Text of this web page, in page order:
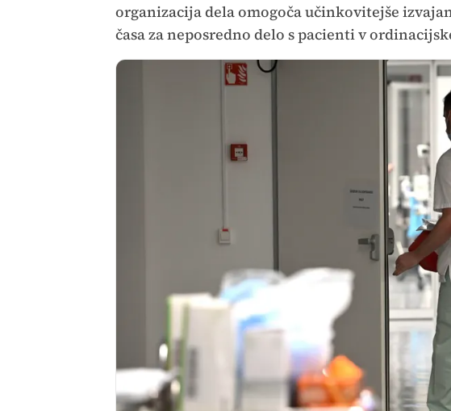
organizacija dela omogoča učinkovitejše
časa za neposredno delo s pacienti v